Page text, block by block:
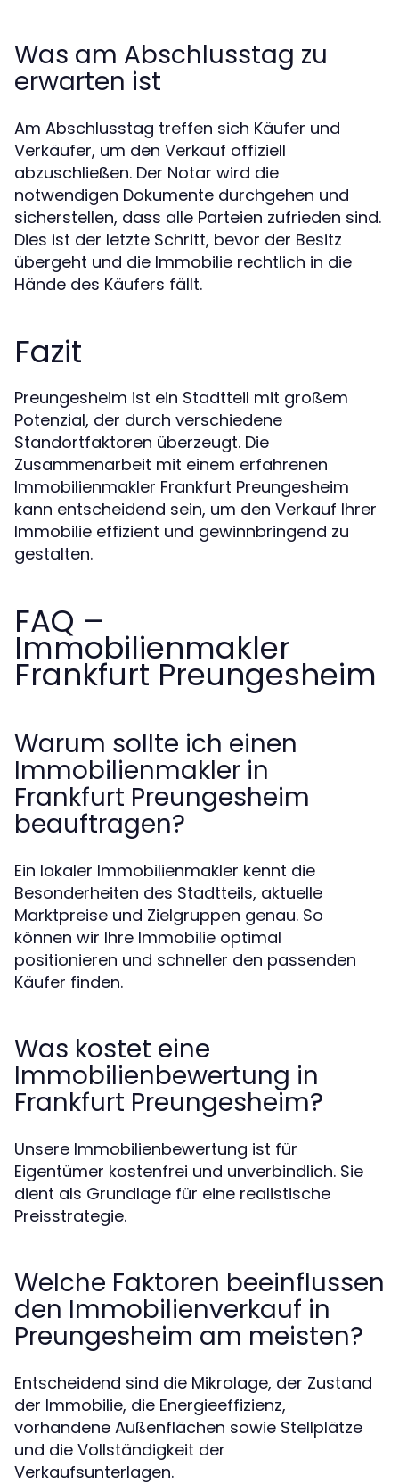
Was am Abschlusstag zu
erwarten ist
Am Abschlusstag treffen sich Käufer und
Verkäufer, um den Verkauf offiziell
abzuschließen. Der Notar wird die
notwendigen Dokumente durchgehen und
sicherstellen, dass alle Parteien zufrieden sind.
Dies ist der letzte Schritt, bevor der Besitz
übergeht und die Immobilie rechtlich in die
Hände des Käufers fällt.
Fazit
Preungesheim ist ein Stadtteil mit großem
Potenzial, der durch verschiedene
Standortfaktoren überzeugt. Die
Zusammenarbeit mit einem erfahrenen
Immobilienmakler Frankfurt Preungesheim
kann entscheidend sein, um den Verkauf Ihrer
Immobilie effizient und gewinnbringend zu
gestalten.
FAQ –
Immobilienmakler
Frankfurt Preungesheim
Warum sollte ich einen
Immobilienmakler in
Frankfurt Preungesheim
beauftragen?
Ein lokaler Immobilienmakler kennt die
Besonderheiten des Stadtteils, aktuelle
Marktpreise und Zielgruppen genau. So
können wir Ihre Immobilie optimal
positionieren und schneller den passenden
Käufer finden.
Was kostet eine
Immobilienbewertung in
Frankfurt Preungesheim?
Unsere Immobilienbewertung ist für
Eigentümer kostenfrei und unverbindlich. Sie
dient als Grundlage für eine realistische
Preisstrategie.
Welche Faktoren beeinflussen
den Immobilienverkauf in
Preungesheim am meisten?
Entscheidend sind die Mikrolage, der Zustand
der Immobilie, die Energieeffizienz,
vorhandene Außenflächen sowie Stellplätze
und die Vollständigkeit der
Verkaufsunterlagen.